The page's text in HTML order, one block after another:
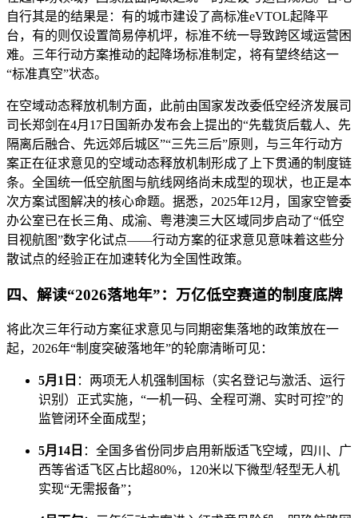
自行其是的结果是：有的城市建设了高标准eVTOL起降平
台，有的则仅设置简易停机坪，标准不统一导致跨区域运营困
难。三年行动方案推动的起降场标准制定，将有望终结这一
“标准真空”状态。
在空域动态释放机制方面，此前由国家发改委低空经济发展司
司长郑剑在4月17日国新办发布会上提出的“先载货后载人、先
隔离后融合、先远郊后城区”“三先三后”原则，与三年行动方
案正在征求意见的空域动态释放机制形成了上下贯通的制度链
条。全国统一低空航图与航线网络尚未成型的现状，也正是本
次方案试图解决的核心命题。据悉，2025年12月，国家空管委
办公室已在长三角、成渝、粤港澳三大区域同步启动了“低空
目视航图”数字化试点——行动方案的征求意见意味着这些分
散试点的经验正在加速转化为全国性政策。
四、解读“2026落地年”：万亿低空赛道的制度底牌
将此次三年行动方案征求意见与同期密集落地的政策放在一
起，2026年“制度突破落地年”的轮廓清晰可见：
5月1日 ：两项无人机强制国标（实名登记与激活、运行
识别）正式实施，“一机一码、全程可溯、实时可控”的
监管闭环全面成型；
5月14日 ：全国多省份同步启用新版适飞空域，四川、广
西等省适飞区占比超80%，120米以下微型/轻型无人机
实现“无需报备”；